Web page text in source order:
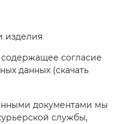
изделия
согласие
данных (скачать
документами мы
службы,